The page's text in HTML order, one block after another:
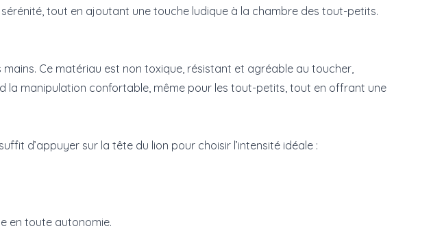
tout en ajoutant une touche ludique à la chambre des tout-petits.
mains. Ce matériau est non toxique, résistant et agréable au toucher,
la manipulation confortable, même pour les tout-petits, tout en offrant une
d’appuyer sur la tête du lion pour choisir l’intensité idéale :
en toute autonomie.